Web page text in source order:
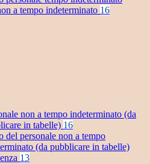
a tempo indeterminato 16
non a tempo indeterminato (da
in tabelle) 16
del personale non a tempo
(da pubblicare in tabelle)
13